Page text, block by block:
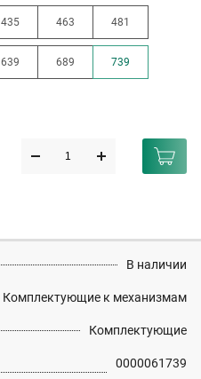
435 463 481
639 689 739
В наличии
Комплектующие к механизмам
Комплектующие
0000061739